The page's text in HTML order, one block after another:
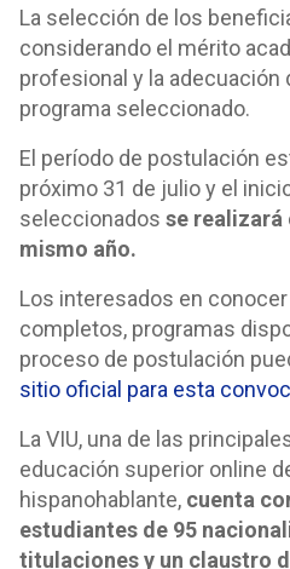
La selección de los
considerando el mérito
profesional y la adecuación
programa seleccionado.
El período de postulación
próximo 31 de julio y el
seleccionados se realizará
mismo año.
Los interesados en
completos, programas
proceso de postulación
sitio oficial para esta
La VIU, una de las
educación superior online
hispanohablante, cuenta
estudiantes de 95
titulaciones y un claustro